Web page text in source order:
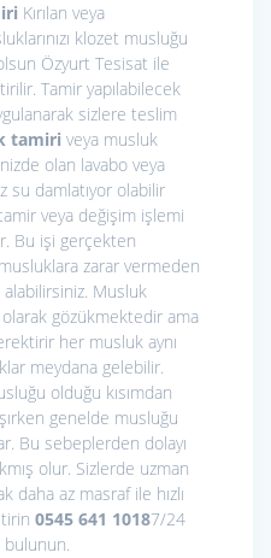
Kırılan veya
klozet musluğu
Özyurt Tesisat ile
Tamir yapılabilecek
sizlere teslim
tamiri veya musluk
olan lavabo veya
su damlatıyor olabilir
veya değişim işlemi
Bu işi gerçekten
zarar vermeden
Musluk
gözükmektedir ama
her musluk aynı
meydana gelebilir.
olduğu kısımdan
genelde musluğu
Bu sebeplerden dolayı
olur. Sizlerde uzman
daha az masraf ile hızlı
0545 641 10187/24